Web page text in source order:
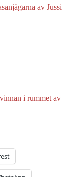
av Jussi
i rummet av